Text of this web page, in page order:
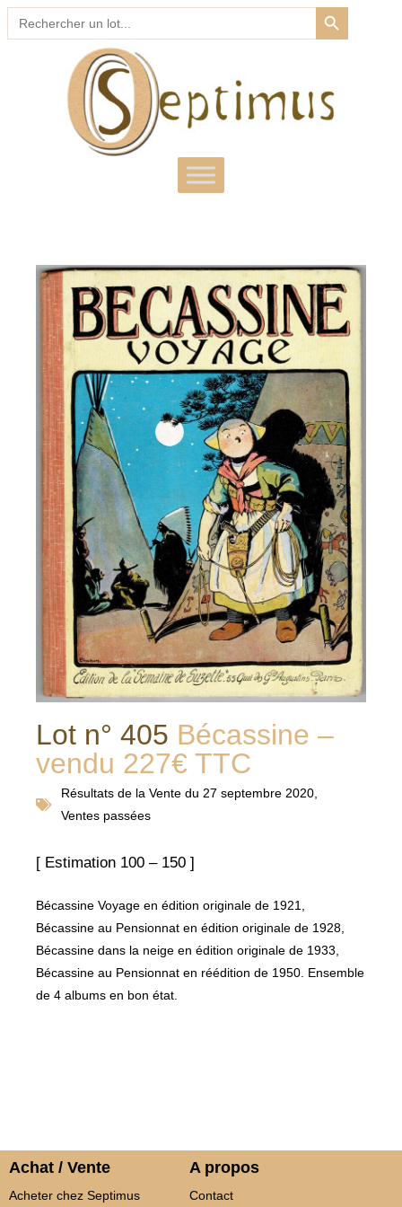
Search
for:
SEARCH BUTTON
Lot n° 405 Bécassine –
vendu 227€ TTC
Résultats de la Vente du 27 septembre 2020,
Ventes passées
[ Estimation 100 – 150 ]
Bécassine Voyage en édition originale de 1921,
Bécassine au Pensionnat en édition originale de 1928,
Bécassine dans la neige en édition originale de 1933,
Bécassine au Pensionnat en réédition de 1950. Ensemble
de 4 albums en bon état.
Achat / Vente
Acheter chez Septimus
A propos
Contact